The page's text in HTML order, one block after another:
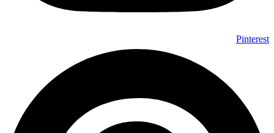
Pinterest